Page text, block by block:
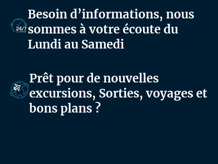
Besoin d’informations, nous
sommes à votre écoute du
Lundi au Samedi
Prêt pour de nouvelles
excursions, Sorties, voyages et
bons plans ?